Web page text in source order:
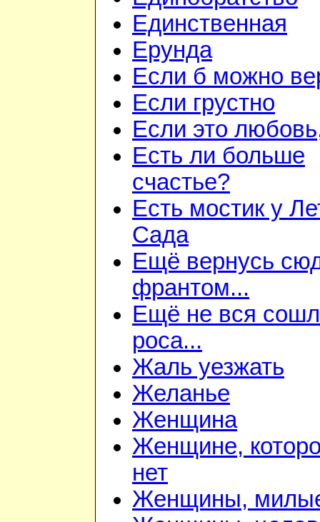
Единственная
Ерунда
Если б можно
Если грустно
Если это
Есть ли больше
счастье?
Есть мостик у
Сада
Ещё вернусь
франтом...
Ещё не вся
роса...
Жаль уезжать
Желанье
Женщина
Женщине,
нет
Женщины,